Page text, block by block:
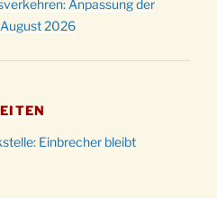
Anpassung der
2026
Einbrecher bleibt